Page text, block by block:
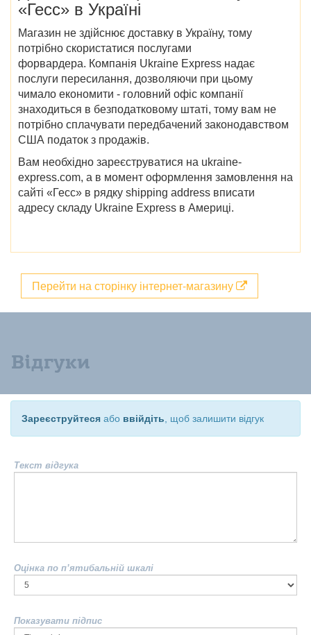
«Гесс» в Україні
Магазин не здійснює доставку в Україну, тому
потрібно скористатися послугами
форвардера. Компанія Ukraine Express надає
послуги пересилання, дозволяючи при цьому
чимало економити - головний офіс компанії
знаходиться в безподатковому штаті, тому вам не
потрібно сплачувати передбачений законодавством
США податок з продажів.
Вам необхідно зареєструватися на ukraine-
express.com, а в момент оформлення замовлення на
сайті «Гесс» в рядку shipping address вписати
адресу складу Ukraine Express в Америці.
Перейти на сторінку інтернет-магазину
Відгуки
Зареєструйтеся або ввійдіть , щоб залишити відгук
Текст відгука
Оцінка по п’ятибальній шкалі
Показувати підпис